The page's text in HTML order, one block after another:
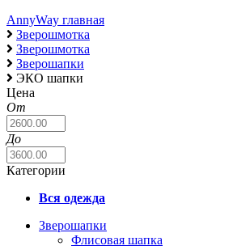
AnnyWay главная
Зверошмотка
Зверошмотка
Зверошапки
ЭКО шапки
Цена
От
До
Категории
Вся одежда
Зверошапки
Флисовая шапка